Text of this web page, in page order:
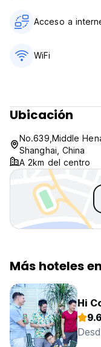
Acceso a
WiFi
Ubicación
No.639,Middle
Shanghai, China
A 2km del centro
Más hoteles
Hi
9.6